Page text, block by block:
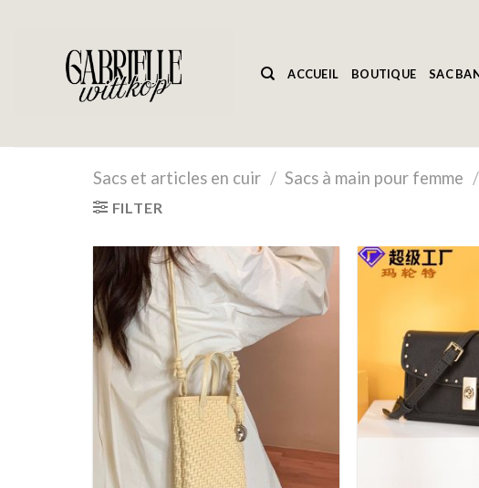
ACCUEIL BOUTIQUE SAC
Sacs et articles en cuir / Sacs à main pour femme /
FILTER